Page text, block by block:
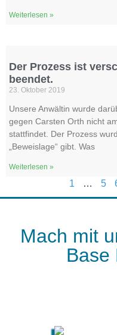
Weiterlesen »
Der Prozess ist
beendet.
23. Oktober 2019
Unsere Anwältin wurde
gegen Carsten Orth nicht
stattfindet. Der Prozess
„Beweislage“ gibt. Was
Weiterlesen »
1 … 5
Mach mit
Base